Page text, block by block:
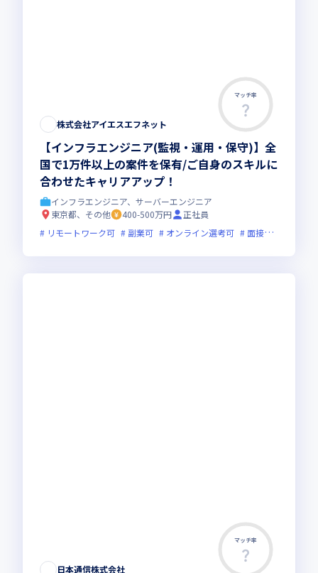
マッチ率
株式会社アイエスエフネット
【インフラエンジニア(監視・運用・保守)】全
国で1万件以上の案件を保有/ご自身のスキルに
合わせたキャリアアップ！
インフラエンジニア、サーバーエンジニア
東京都、その他
400-500万円
正社員
リモートワーク可
副業可 オンライン選考可 面接1回
マッチ率
日本通信株式会社